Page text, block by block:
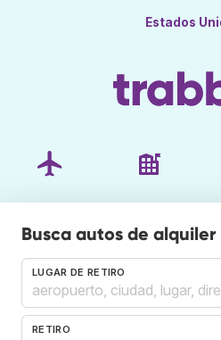
Estados
Busca autos de
LUGAR DE RETIRO
RETIRO